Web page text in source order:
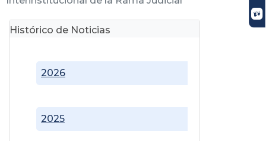
Histórico de Noticias
2025
2026